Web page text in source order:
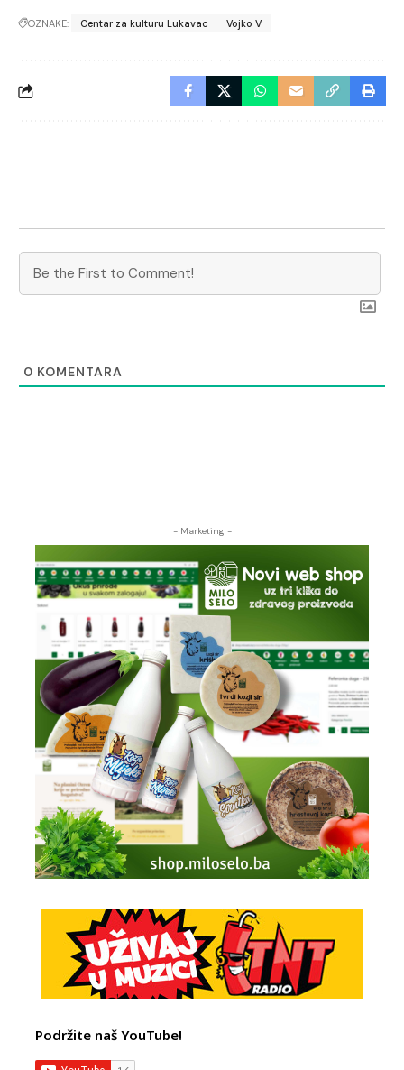
OZNAKE: Centar za kulturu Lukavac Vojko V
0 KOMENTARA
- Marketing -
Podržite naš YouTube!